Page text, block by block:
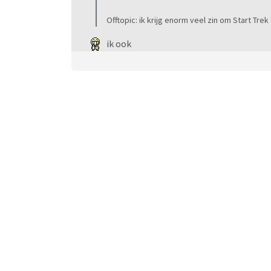
Offtopic: ik krijg enorm veel zin om Start Trek
ik ook